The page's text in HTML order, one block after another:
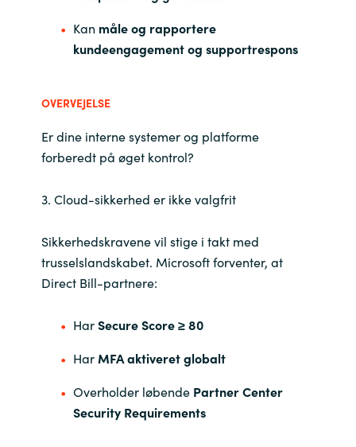
Kan måle og rapportere
kundeengagement og supportrespons
OVERVEJELSE
Er dine interne systemer og platforme
forberedt på øget kontrol?
3. Cloud-sikkerhed er ikke valgfrit
Sikkerhedskravene vil stige i takt med
trusselslandskabet. Microsoft forventer, at
Direct Bill-partnere:
HarSecure Score ≥ 80
Har MFA aktiveret globalt
Overholder løbende Partner Center
Security Requirements